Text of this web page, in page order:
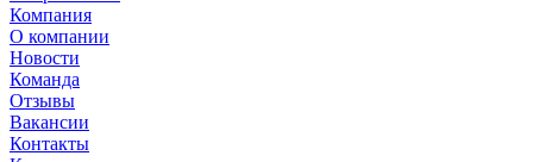
Компания
О компании
Новости
Команда
Отзывы
Вакансии
Контакты